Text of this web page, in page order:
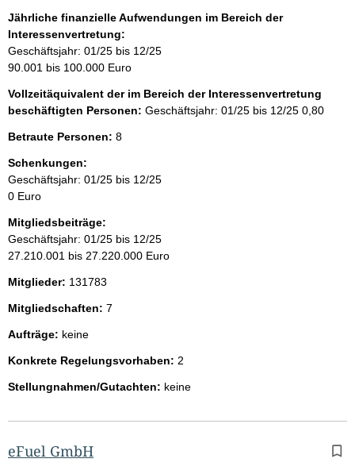
Jährliche finanzielle Aufwendungen im Bereich der
Interessenvertretung:
Geschäftsjahr: 01/25 bis 12/25
90.001 bis 100.000 Euro
Vollzeitäquivalent der im Bereich der Interessenvertretung
beschäftigten Personen: Geschäftsjahr: 01/25 bis 12/25 0,80
Betraute Personen: 8
Schenkungen:
Geschäftsjahr: 01/25 bis 12/25
0 Euro
Mitgliedsbeiträge:
Geschäftsjahr: 01/25 bis 12/25
27.210.001 bis 27.220.000 Euro
Mitglieder: 131783
Mitgliedschaften: 7
Aufträge: keine
Konkrete Regelungsvorhaben: 2
Stellungnahmen/Gutachten: keine
eFuel GmbH